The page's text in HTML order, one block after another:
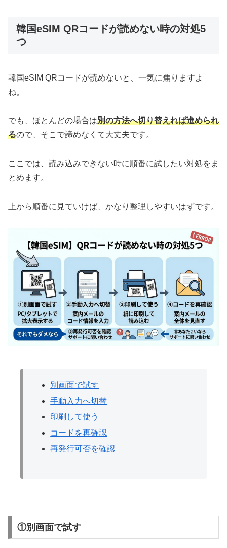
韓国eSIM QRコードが読めない時の対処5
つ
韓国eSIM QRコードが読めないと、一気に焦りますよ
ね。
でも、ほとんどの場合は別の方法へ切り替えれば進められ
るので、そこで諦めなくて大丈夫です。
ここでは、読み込みできない時に順番に試したい対処をま
とめます。
上から順番に見ていけば、かなり整理しやすいはずです。
別画面で試す
手動入力へ切替
印刷して使う
コードを再確認
再発行可否を確認
①別画面で試す